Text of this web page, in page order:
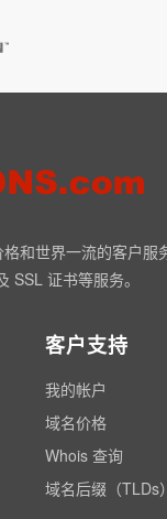
和世界一流的客户服
SSL 证书等服务。
客户支持
我的帐户
域名价格
Whois 查询
域名后缀（TLDs）